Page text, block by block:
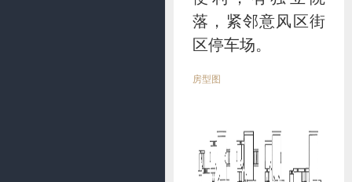
落，紧邻意风区街
区停车场。
房型图